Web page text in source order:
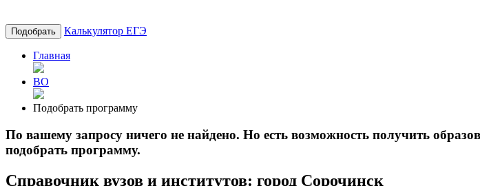
Подобрать Калькулятор ЕГЭ
Главная
ВО
Подобрать программу
По вашему запросу ничего не найдено. Но есть возможность получить
подобрать программу.
Справочник вузов и институтов: город Сорочинск